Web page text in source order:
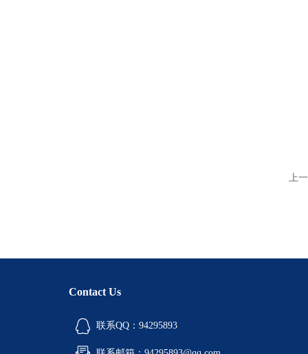
上
Contact Us
联系QQ：94295893